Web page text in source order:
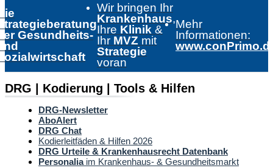
Gesundheits-
Wir bringen Ihr
Krankenhaus,
Ihre Klinik &
Ihr MVZ mit
Strategie
voran
Mehr
Informationen:
DRG | Kodierung | Tools & Hilfen
DRG-Newsletter
AboAlert
DRG Chat
Kodierleitfäden & Hilfen 2026
DRG Urteile & Krankenhausrecht Datenbank
Personaliaim Krankenhaus- & Gesundheitsmarkt